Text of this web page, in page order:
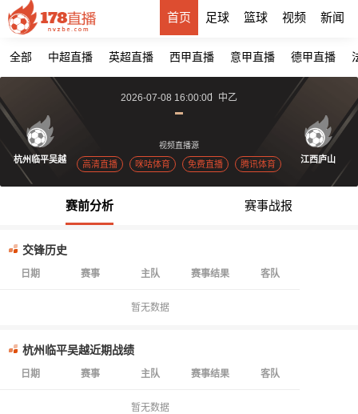
首页 足球 篮球 视频 新闻
全部 中超直播 英超直播 西甲直播 意甲直播 德甲直播
杭州临平吴越 江西庐山
2026-07-08 16:00:00 中乙
视频直播源
高清直播 咪咕体育 免费直播 腾讯体育
赛前分析 赛事战报
交锋历史
日期 赛事 主队 赛事结果 客队
暂无数据
杭州临平吴越近期战绩
日期 赛事 主队 赛事结果 客队
暂无数据